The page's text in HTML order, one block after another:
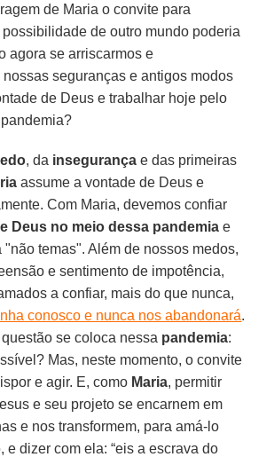
de Maria o convite para
de outro mundo poderia
agora se arriscarmos e
seguranças e antigos modos
de Deus e trabalhar hoje pelo
, da insegurança e das primeiras
assume a vontade de Deus e
Com Maria, devemos confiar
Deus no meio dessa pandemia e
"não temas". Além de nossos medos,
e sentimento de impotência,
a confiar, mais do que nunca,
conosco e nunca nos abandonará.
questão se coloca nessa pandemia:
Mas, neste momento, o convite
e agir. E, como Maria, permitir
e seu projeto se encarnem em
e nos transformem, para amá-lo
e dizer com ela: “eis a escrava do